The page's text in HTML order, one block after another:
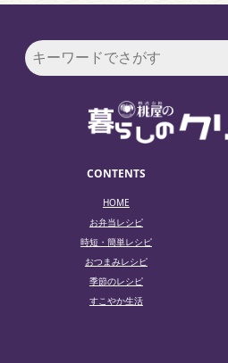
CONTENTS
HOME
お弁当レシピ
時短・簡単レシピ
おつまみレシピ
季節のレシピ
すこやか生活